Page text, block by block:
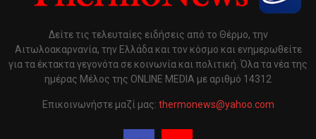
Δείτε τις τελευταίες ειδήσεις από το Θέρμο, την
Αιτωλοακαρνανία, την Ελλάδα και τον κόσμο και ενημερωθείτε
για τα έκτακτα γεγονότα σε κοινωνία και πολιτική. Όλα τα νέα της
ημέρας Μέλος της ONLINE MEDIA με αριθμό 14312
Επικοινωνήστε μαζί μας: thermonews@yahoo.com